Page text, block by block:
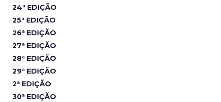
24ª EDIÇÃO
25ª EDIÇÃO
26ª EDIÇÃO
27ª EDIÇÃO
28ª EDIÇÃO
29ª EDIÇÃO
2ª EDIÇÃO
30ª EDIÇÃO